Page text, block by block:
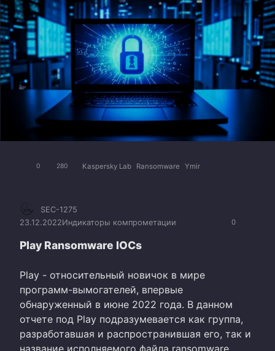
0 280 Kaspersky Lab Ransomware Ymir
0
SEC-1275
23.12.2022Индикаторы компрометации
Play Ransomware IOCs
Play - относительный новичок в мире
программ-вымогателей, впервые
обнаруженный в июне 2022 года. В данном
отчете под Play подразумевается как группа,
разработавшая и распространившая его, так и
название исполняемого файла ransomware.